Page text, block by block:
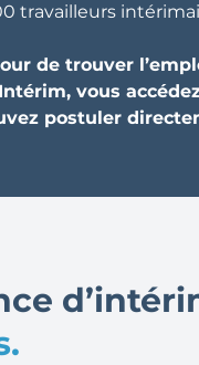
travailleurs
de trouver
vous
postuler